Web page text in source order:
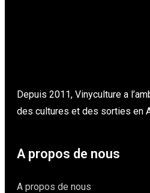
Depuis 2011, Vinyculture a
des cultures et des sorties en
A propos de nous
A propos de nous